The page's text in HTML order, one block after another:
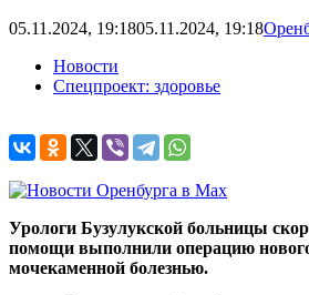
05.11.2024, 19:1805.11.2024, 19:18
Новости
Спецпроект: здоровье
Урологи Бузулукской больницы
помощи выполнили операцию
мочекаменной болезнью.